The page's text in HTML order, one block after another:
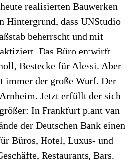
realisierten Bauwerken
Hintergrund, dass UNStudio
beherrscht und mit
Das Büro entwirft
Bestecke für Alessi. Aber
immer der große Wurf. Der
Jetzt erfüllt der sich
In Frankfurt plant van
der Deutschen Bank einen
Büros, Hotel, Luxus- und
Restaurants, Bars.